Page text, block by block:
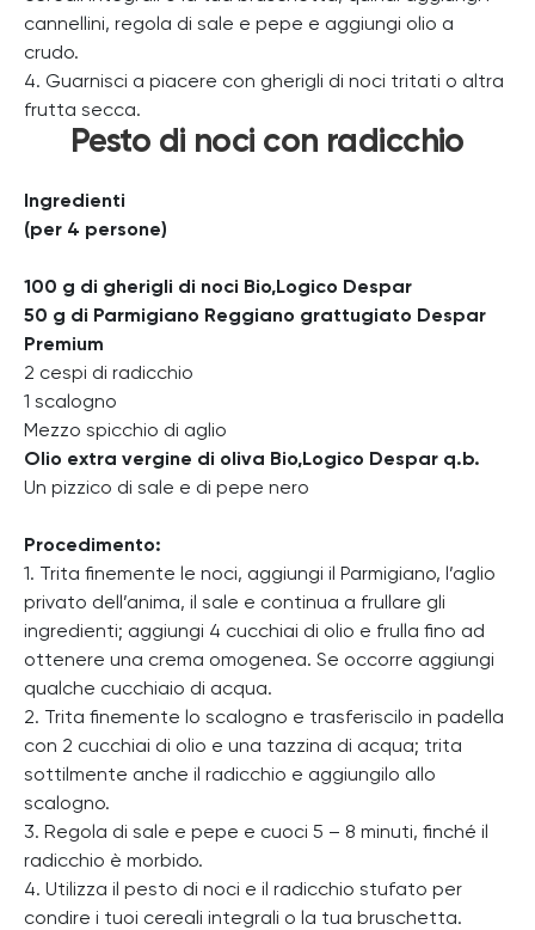
cannellini, regola di sale e pepe e aggiungi olio a
crudo.
4. Guarnisci a piacere con gherigli di noci tritati o altra
frutta secca.
Pesto di noci con radicchio
Ingredienti
(per 4 persone)
100 g di gherigli di noci Bio,Logico Despar
50 g di Parmigiano Reggiano grattugiato Despar
Premium
2 cespi di radicchio
1 scalogno
Mezzo spicchio di aglio
Olio extra vergine di oliva Bio,Logico Despar q.b.
Un pizzico di sale e di pepe nero
Procedimento:
1. Trita finemente le noci, aggiungi il Parmigiano, l’aglio
privato dell’anima, il sale e continua a frullare gli
ingredienti; aggiungi 4 cucchiai di olio e frulla fino ad
ottenere una crema omogenea. Se occorre aggiungi
qualche cucchiaio di acqua.
2. Trita finemente lo scalogno e trasferiscilo in padella
con 2 cucchiai di olio e una tazzina di acqua; trita
sottilmente anche il radicchio e aggiungilo allo
scalogno.
3. Regola di sale e pepe e cuoci 5 – 8 minuti, finché il
radicchio è morbido.
4. Utilizza il pesto di noci e il radicchio stufato per
condire i tuoi cereali integrali o la tua bruschetta.